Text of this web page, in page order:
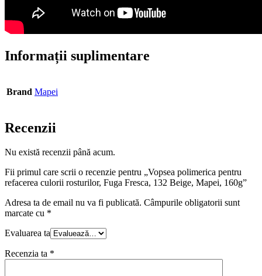
Informații suplimentare
Brand Mapei
Recenzii
Nu există recenzii până acum.
Fii primul care scrii o recenzie pentru „Vopsea polimerica pentru
refacerea culorii rosturilor, Fuga Fresca, 132 Beige, Mapei, 160g”
Adresa ta de email nu va fi publicată. Câmpurile obligatorii sunt
marcate cu *
Evaluarea ta
Recenzia ta *